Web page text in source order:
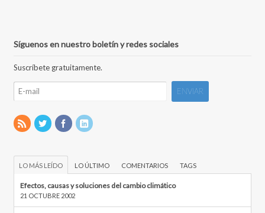
Síguenos en nuestro boletín y redes sociales
Suscríbete gratuitamente.
LO MÁS LEÍDO LO ÚLTIMO COMENTARIOS TAGS
Efectos, causas y soluciones del cambio climático
21 OCTUBRE 2002